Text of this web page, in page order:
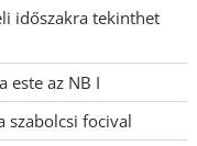
időszakra tekinthet
este az NB I
szabolcsi focival